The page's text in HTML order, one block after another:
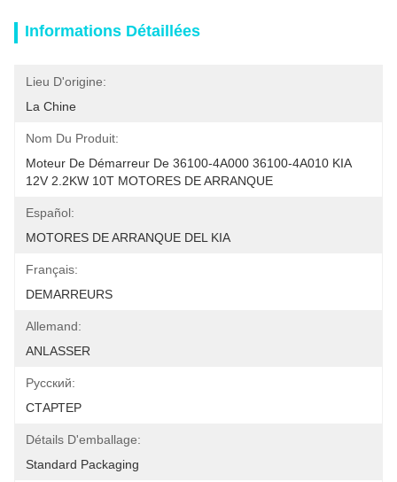
Informations Détaillées
Lieu D'origine:
La Chine
Nom Du Produit:
Moteur De Démarreur De 36100-4A000 36100-4A010 KIA
12V 2.2KW 10T MOTORES DE ARRANQUE
Español:
MOTORES DE ARRANQUE DEL KIA
Français:
DEMARREURS
Allemand:
ANLASSER
Pусский:
СТАРТЕР
Détails D'emballage:
Standard Packaging